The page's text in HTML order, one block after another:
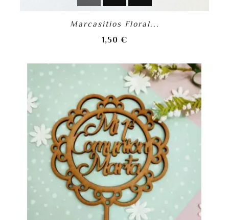
Marcasitios Floral...
1,50 €